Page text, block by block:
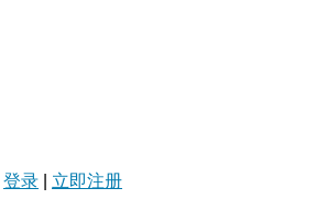
登录 立即注册